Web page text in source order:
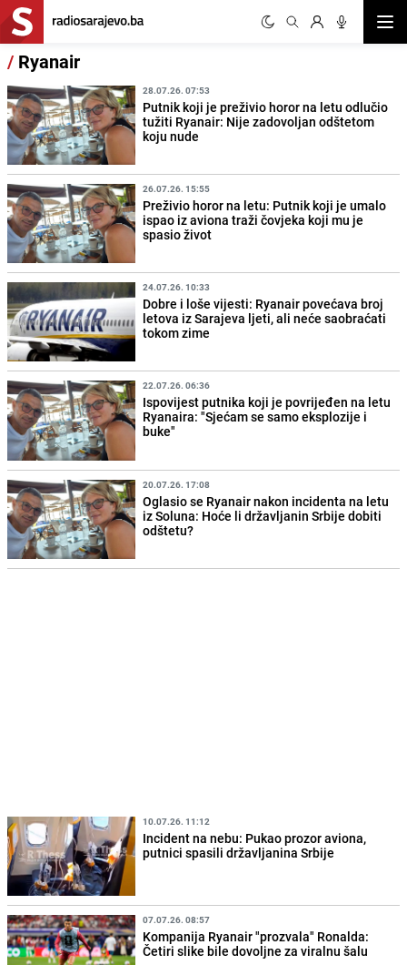
/ Ryanair
28.07.26. 07:53
Putnik koji je preživio horor na letu odlučio
tužiti Ryanair: Nije zadovoljan odštetom
koju nude
26.07.26. 15:55
Preživio horor na letu: Putnik koji je umalo
ispao iz aviona traži čovjeka koji mu je
spasio život
24.07.26. 10:33
Dobre i loše vijesti: Ryanair povećava broj
letova iz Sarajeva ljeti, ali neće saobraćati
tokom zime
22.07.26. 06:36
Ispovijest putnika koji je povrijeđen na letu
Ryanaira: "Sjećam se samo eksplozije i
buke"
20.07.26. 17:08
Oglasio se Ryanair nakon incidenta na letu
iz Soluna: Hoće li državljanin Srbije dobiti
odštetu?
10.07.26. 11:12
Incident na nebu: Pukao prozor aviona,
putnici spasili državljanina Srbije
07.07.26. 08:57
Kompanija Ryanair "prozvala" Ronalda:
Četiri slike bile dovoljne za viralnu šalu